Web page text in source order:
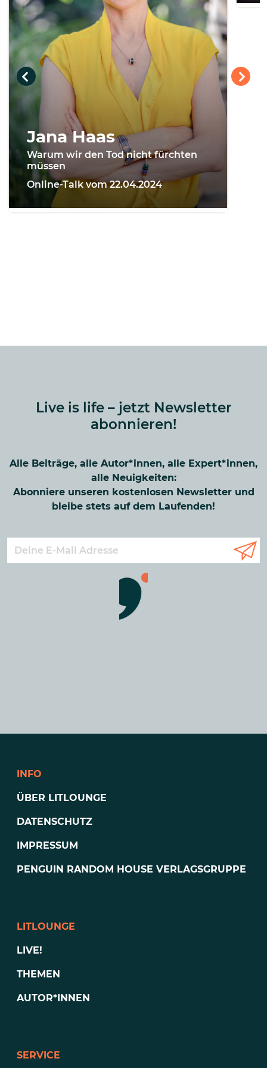
Jana Haas
Warum wir den Tod nicht fürchten
müssen
Online-Talk vom 22.04.2024
Live is life – jetzt Newsletter
abonnieren!
Alle Beiträge, alle Autor*innen, alle Expert*innen,
alle Neuigkeiten:
Abonniere unseren kostenlosen Newsletter und
bleibe stets auf dem Laufenden!
INFO
ÜBER LITLOUNGE
DATENSCHUTZ
IMPRESSUM
PENGUIN RANDOM HOUSE VERLAGSGRUPPE
LITLOUNGE
LIVE!
THEMEN
AUTOR*INNEN
SERVICE